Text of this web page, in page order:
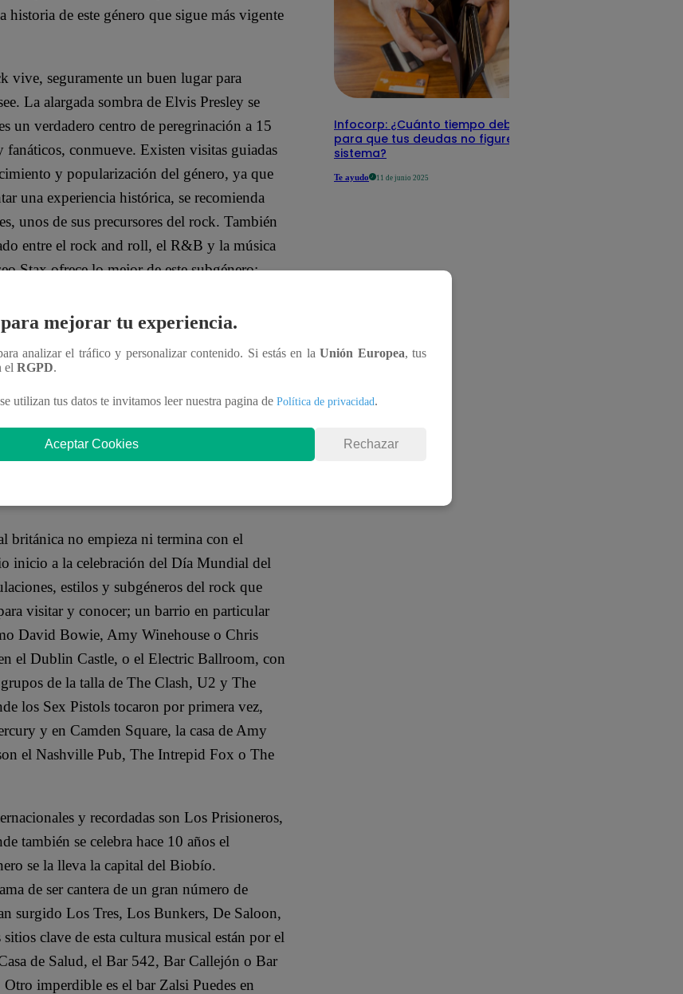
historia de este género que sigue más vigente
seguramente un buen lugar para
La alargada sombra de Elvis Presley se
un verdadero centro de peregrinación a 15
conmueve. Existen visitas guiadas
y popularización del género, ya que
una experiencia histórica, se recomienda
unos de sus precursores del rock. También
entre el rock and roll, el R&B y la música
Stax ofrece lo mejor de este subgénero;
conocida como “los 4 de Liverpool”. Es,
a la historia escrita por este gran
The Beatles es posiblemente la
moderna. La ciudad, siempre ha
para dedicar estatuas y hasta un
Four, Penny Lane y Strawberry Fields,
general de los Beatles. Además de escuchar
emblemáticos.
británica no empieza ni termina con el
inicio a la celebración del Día Mundial del
estilos y subgéneros del rock que
visitar y conocer; un barrio en particular
David Bowie, Amy Winehouse o Chris
el Dublin Castle, o el Electric Ballroom, con
de la talla de The Clash, U2 y The
los Sex Pistols tocaron por primera vez,
y en Camden Square, la casa de Amy
el Nashville Pub, The Intrepid Fox o The
y recordadas son Los Prisioneros,
también se celebra hace 10 años el
se la lleva la capital del Biobío.
de ser cantera de un gran número de
surgido Los Tres, Los Bunkers, De Saloon,
clave de esta cultura musical están por el
de Salud, el Bar 542, Bar Callejón o Bar
imperdible es el bar Zalsi Puedes en
Infocorp: ¿Cuánto tiempo debe pasar
para que tus deudas no figuren en su
sistema?
Te ayudo 11 de junio 2025
para mejorar tu experiencia.
analizar el tráfico y personalizar contenido. Si estás en laUnión Europea, tus
el RGPD.
utilizan tus datos te invitamos leer nuestra pagina de Política de privacidad.
Aceptar Cookies Rechazar